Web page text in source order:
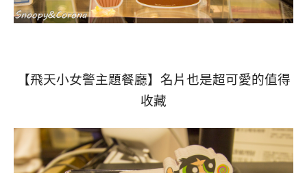
【飛天小女警主題餐廳】名片也是超可愛的值得
收藏